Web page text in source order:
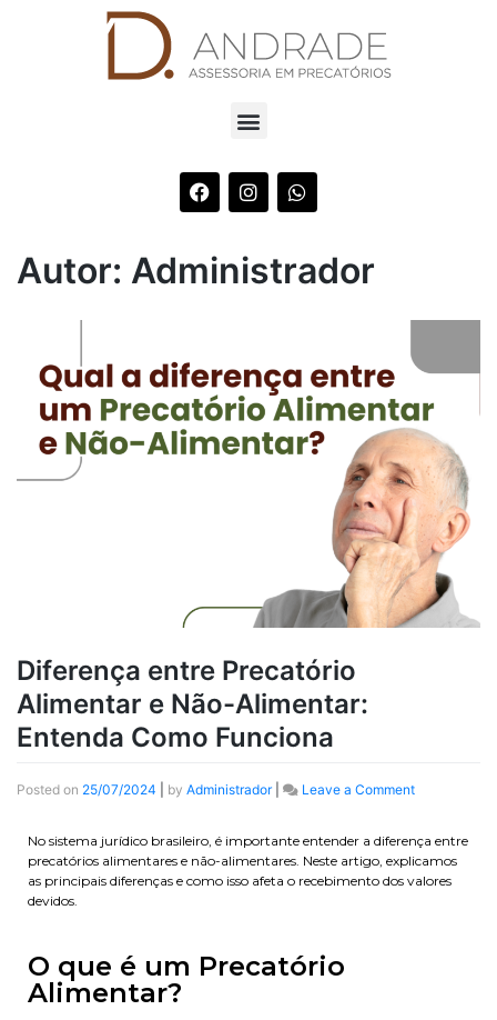
Autor: Administrador
Diferença entre Precatório
Alimentar e Não-Alimentar:
Entenda Como Funciona
Posted on 25/07/2024 by Administrador| Leave a Comment
No sistema jurídico brasileiro, é importante entender a diferença entre
precatórios alimentares e não-alimentares. Neste artigo, explicamos
as principais diferenças e como isso afeta o recebimento dos valores
devidos.
O que é um Precatório
Alimentar?